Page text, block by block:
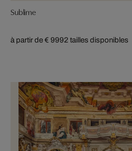
Sublime
à partir de € 9992 tailles disponibles